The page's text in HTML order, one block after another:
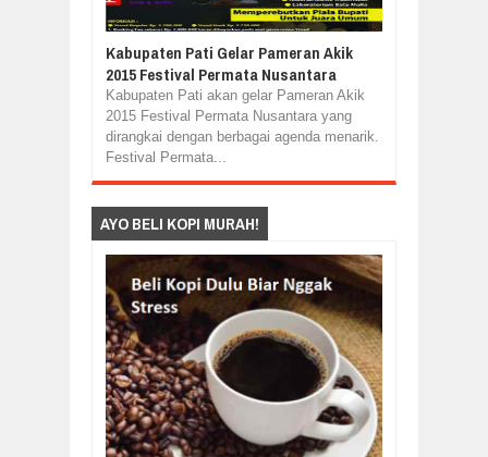
Kabupaten Pati Gelar Pameran Akik
2015 Festival Permata Nusantara
Kabupaten Pati akan gelar Pameran Akik
2015 Festival Permata Nusantara yang
dirangkai dengan berbagai agenda menarik.
Festival Permata...
AYO BELI KOPI MURAH!